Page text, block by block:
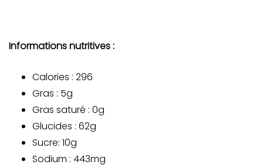
Informations nutritives :
Calories : 296
Gras : 5g
Gras saturé : 0g
Glucides : 62g
Sucre: 10g
Sodium : 443mg